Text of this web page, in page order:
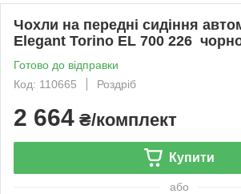
Чохли на передні сидіння
Elegant Torino EL 700 226
Готово до відправки
Код: 110665
Роздріб
2 664 ₴/комплект
Купити
або